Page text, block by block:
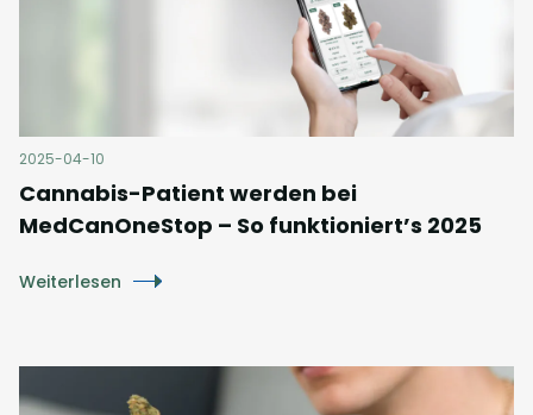
2025-04-10
Cannabis-Patient werden bei
MedCanOneStop – So funktioniert’s 2025
Weiterlesen